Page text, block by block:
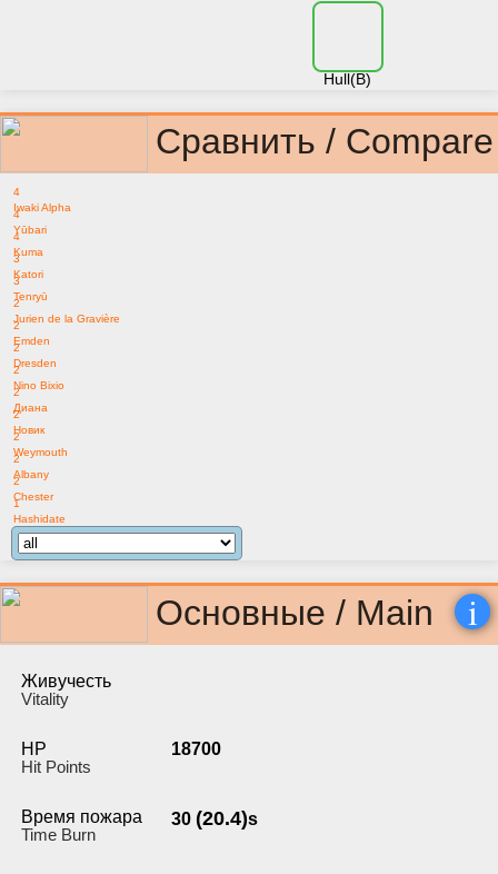
Hull(B)
Сравнить / Compare
4
Iwaki Alpha
4
Yūbari
4
Kuma
3
Katori
3
Tenryū
2
Jurien de la Gravière
2
Emden
2
Dresden
2
Nino Bixio
2
Диана
2
Новик
2
Weymouth
2
Albany
2
Chester
1
Hashidate
Основные / Main i
Живучесть
Vitality
HP
Hit Points
18700
Время пожара
Time Burn
30 (20.4)s